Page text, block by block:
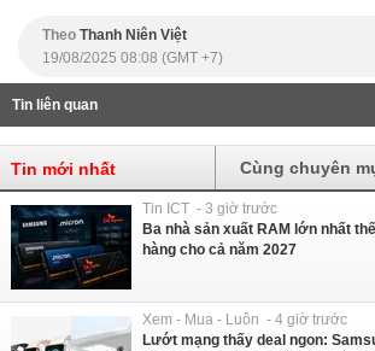
Theo Thanh Niên Việt
19/08/2025 08:08 (GMT +7)
Tin liên quan
Tin mới nhất Cùng chuyên
Tin ICT - 3 giờ trước
Ba nhà sản xuất RAM lớn nhất
hàng cho cả năm 2027
Xem - Mua - Luôn - 4 giờ trước
Lướt mạng thấy deal ngon: